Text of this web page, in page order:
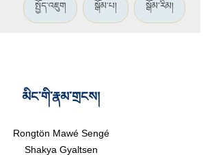
སྤྱོད་འཇུག སྒོམ་པ། སྒོམ་རིམ།
མིང་གི་རྣམ་གྲངས།
Rongtön Mawé Sengé
Shakya Gyaltsen